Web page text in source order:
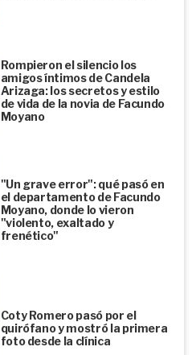
Rompieron el silencio los
amigos íntimos de Candela
Arizaga: los secretos y estilo
de vida de la novia de Facundo
Moyano
"Un grave error": qué pasó en
el departamento de Facundo
Moyano, donde lo vieron
"violento, exaltado y
frenético"
Coty Romero pasó por el
quirófano y mostró la primera
foto desde la clínica